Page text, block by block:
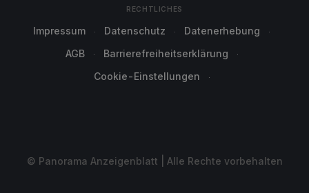
RECHTLICHES
Impressum Datenschutz
Datenerhebung
AGB
Barrierefreiheitserklärung
Cookie-Einstellungen
© Panorama Anzeigenblatt | Alle Rechte vorbehalten